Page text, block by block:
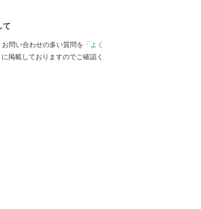
て
問い合わせの多い質問を 「よく
に掲載しておりますのでご確認く